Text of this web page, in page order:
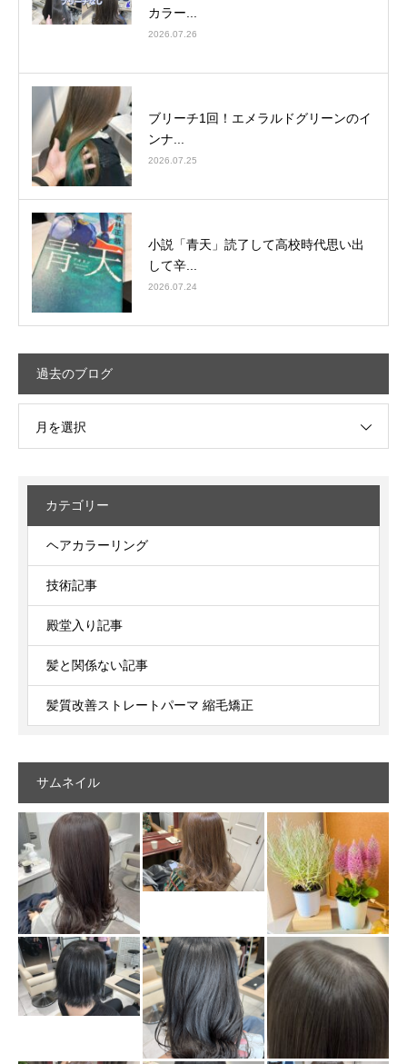
カラー...
2026.07.26
ブリーチ1回！エメラルドグリーンのイ
ンナ...
2026.07.25
小説「青天」読了して高校時代思い出
して辛...
2026.07.24
過去のブログ
月を選択
カテゴリー
ヘアカラーリング
技術記事
殿堂入り記事
髪と関係ない記事
髪質改善ストレートパーマ 縮毛矯正
サムネイル